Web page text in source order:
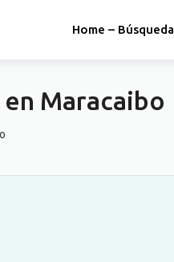
Home – Búsqueda
Maracaibo